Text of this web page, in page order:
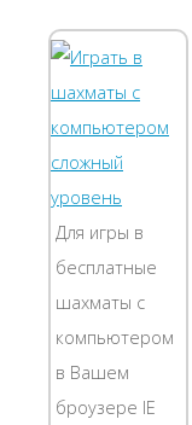
Логические
игры. которая
принесет Вам
море
удовольствия.
Так как она
совершенно
бесплатная,
Вы сможете
поиграть в
нее прямо
Для игры в
бесплатные
шахматы с
компьютером
в Вашем
броузере IE